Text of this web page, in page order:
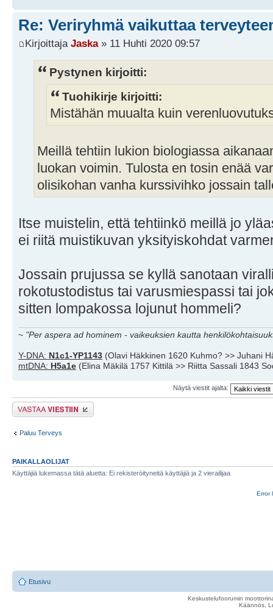
Re: Veriryhmä vaikuttaa
Kirjoittaja Jaska» 11 Huhti 2020 09:57
Pystynen kirjoitti:
Tuohikirje kirjoitti:
Mistähän muualta kuin
Meillä tehtiin lukion biologiassa
luokan voimin. Tulosta en tosin enää
olisikohan vanha kurssivihko jossain
Itse muistelin, että tehtiinkö meillä jo
ei riitä muistikuvan yksityiskohdat
Jossain prujussa se kyllä sanotaan
rokotustodistus tai varusmiespassi tai
sitten lompakossa lojunut hommeli?
~ "Per aspera ad hominem - vaikeuksien kautta
Y-DNA: N1c1-YP1143 (Olavi Häkkinen 1620 Kuhmo? >> Juhani
mtDNA: H5a1e (Elina Mäkilä 1757 Kittilä >> Riitta Sassali 1843
Näytä viestit ajalta:
Lähetä vastaus
Paluu Terveys
PAIKALLAOLIJAT
Käyttäjiä lukemassa tätä aluetta: Ei rekisteröityneitä käyttäjiä ja 2 vierailijaa
Error
Etusivu
Keskustelufoorumin
Käännös,